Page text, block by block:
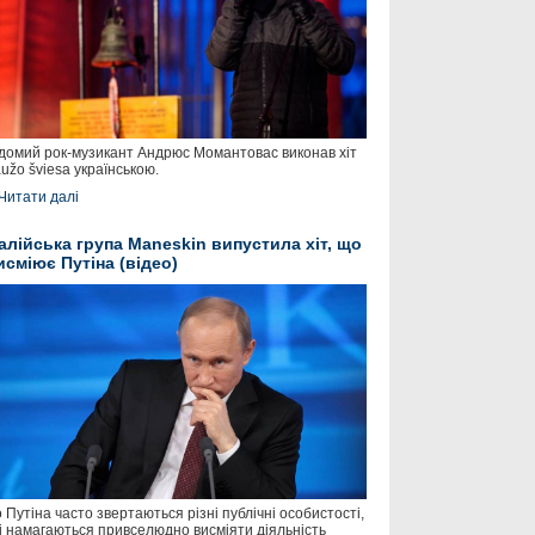
рок-музикант Андрюс Момантовас виконав хіт
šviesa українською.
далі
група Maneskin випустила хіт, що
Путіна (відео)
Путіна часто звертаються різні публічні особистості,
намагаються привселюдно висміяти діяльність